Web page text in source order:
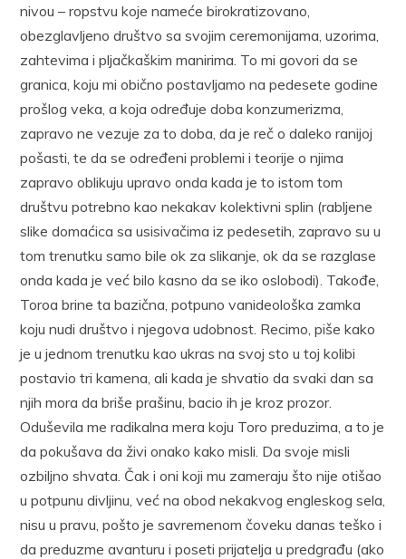
nivou – ropstvu koje nameće birokratizovano,
obezglavljeno društvo sa svojim ceremonijama, uzorima,
zahtevima i pljačkaškim manirima. To mi govori da se
granica, koju mi obično postavljamo na pedesete godine
prošlog veka, a koja određuje doba konzumerizma,
zapravo ne vezuje za to doba, da je reč o daleko ranijoj
pošasti, te da se određeni problemi i teorije o njima
zapravo oblikuju upravo onda kada je to istom tom
društvu potrebno kao nekakav kolektivni splin (rabljene
slike domaćica sa usisivačima iz pedesetih, zapravo su u
tom trenutku samo bile ok za slikanje, ok da se razglase
onda kada je već bilo kasno da se iko oslobodi). Takođe,
Toroa brine ta bazična, potpuno vanideološka zamka
koju nudi društvo i njegova udobnost. Recimo, piše kako
je u jednom trenutku kao ukras na svoj sto u toj kolibi
postavio tri kamena, ali kada je shvatio da svaki dan sa
njih mora da briše prašinu, bacio ih je kroz prozor.
Oduševila me radikalna mera koju Toro preduzima, a to je
da pokušava da živi onako kako misli. Da svoje misli
ozbiljno shvata. Čak i oni koji mu zameraju što nije otišao
u potpunu divljinu, već na obod nekakvog engleskog sela,
nisu u pravu, pošto je savremenom čoveku danas teško i
da preduzme avanturu i poseti prijatelja u predgrađu (ako